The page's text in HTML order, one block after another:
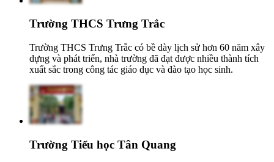
Trường THCS Trưng Trắc
Trường THCS Trưng Trắc có bề dày lịch sử hơn 60 năm xây
dựng và phát triển, nhà trường đã đạt được nhiều thành tích
xuất sắc trong công tác giáo dục và đào tạo học sinh.
Trường Tiểu học Tân Quang